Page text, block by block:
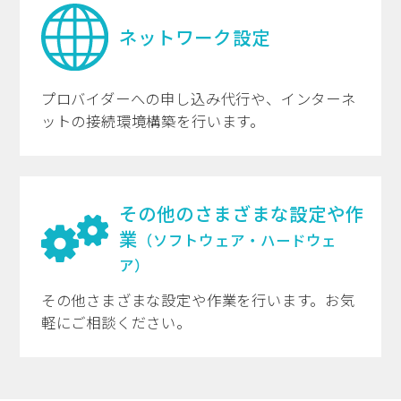
ネットワーク設定
プロバイダーへの申し込み代行や、インターネ
ットの接続環境構築を行います。
その他のさまざまな設定や作
業 （ソフトウェア・ハードウェ
ア）
その他さまざまな設定や作業を行います。お気
軽にご相談ください。